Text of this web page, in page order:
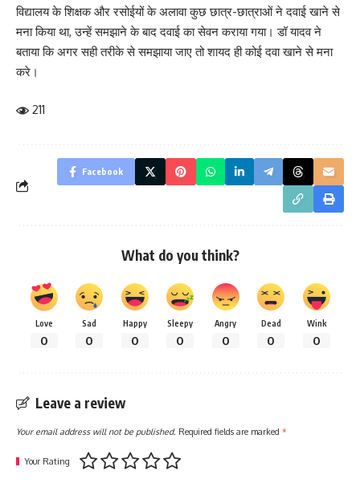
विद्यालय के शिक्षक और रसोईयों के अलावा कुछ छात्र-छात्राओं ने दवाई खाने से
मना किया था, उन्हें समझाने के बाद दवाई का सेवन कराया गया। डॉ यादव ने
बताया कि अगर सही तरीके से समझाया जाए तो शायद ही कोई दवा खाने से मना
करे।
211
Facebook
What do you think?
Love
0
Sad
0
Happy
0
Sleepy
0
Angry
0
Dead
0
Wink
0
Leave a review
Your email address will not be published. Required fields are marked *
Your Rating